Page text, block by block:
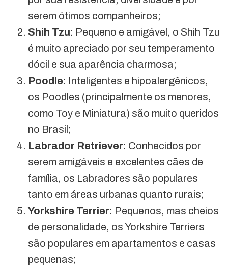
serem ótimos companheiros;
Shih Tzu: Pequeno e amigável, o Shih Tzu
é muito apreciado por seu temperamento
dócil e sua aparência charmosa;
Poodle: Inteligentes e hipoalergênicos,
os Poodles (principalmente os menores,
como Toy e Miniatura) são muito queridos
no Brasil;
Labrador Retriever: Conhecidos por
serem amigáveis e excelentes cães de
família, os Labradores são populares
tanto em áreas urbanas quanto rurais;
Yorkshire Terrier: Pequenos, mas cheios
de personalidade, os Yorkshire Terriers
são populares em apartamentos e casas
pequenas;